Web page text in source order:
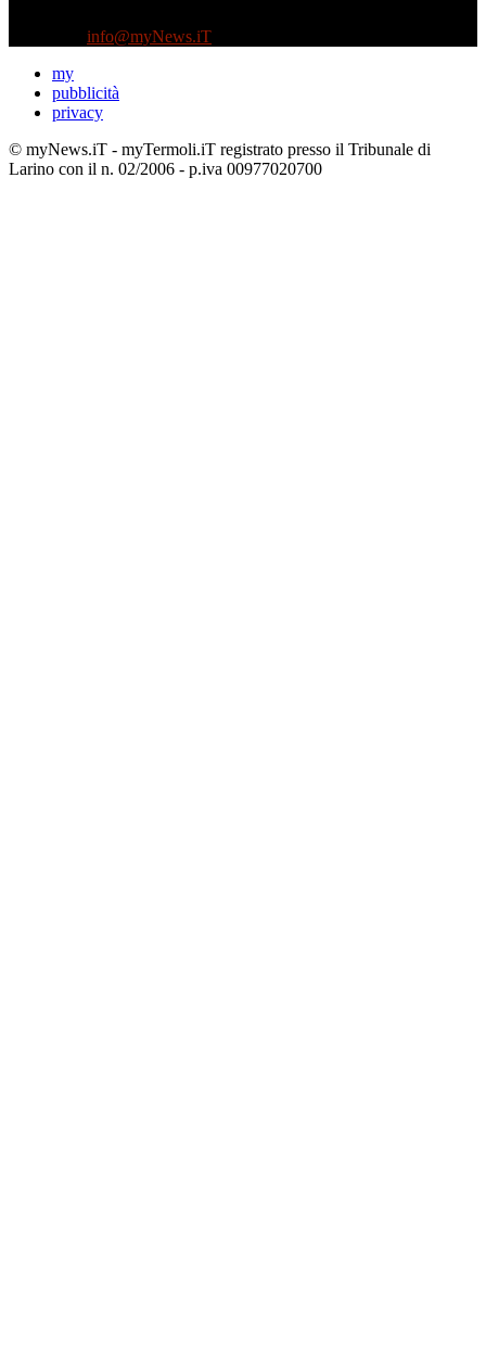
info@myNews.iT
my
pubblicità
privacy
© myNews.iT - myTermoli.iT registrato presso il Tribunale di
Larino con il n. 02/2006 - p.iva 00977020700